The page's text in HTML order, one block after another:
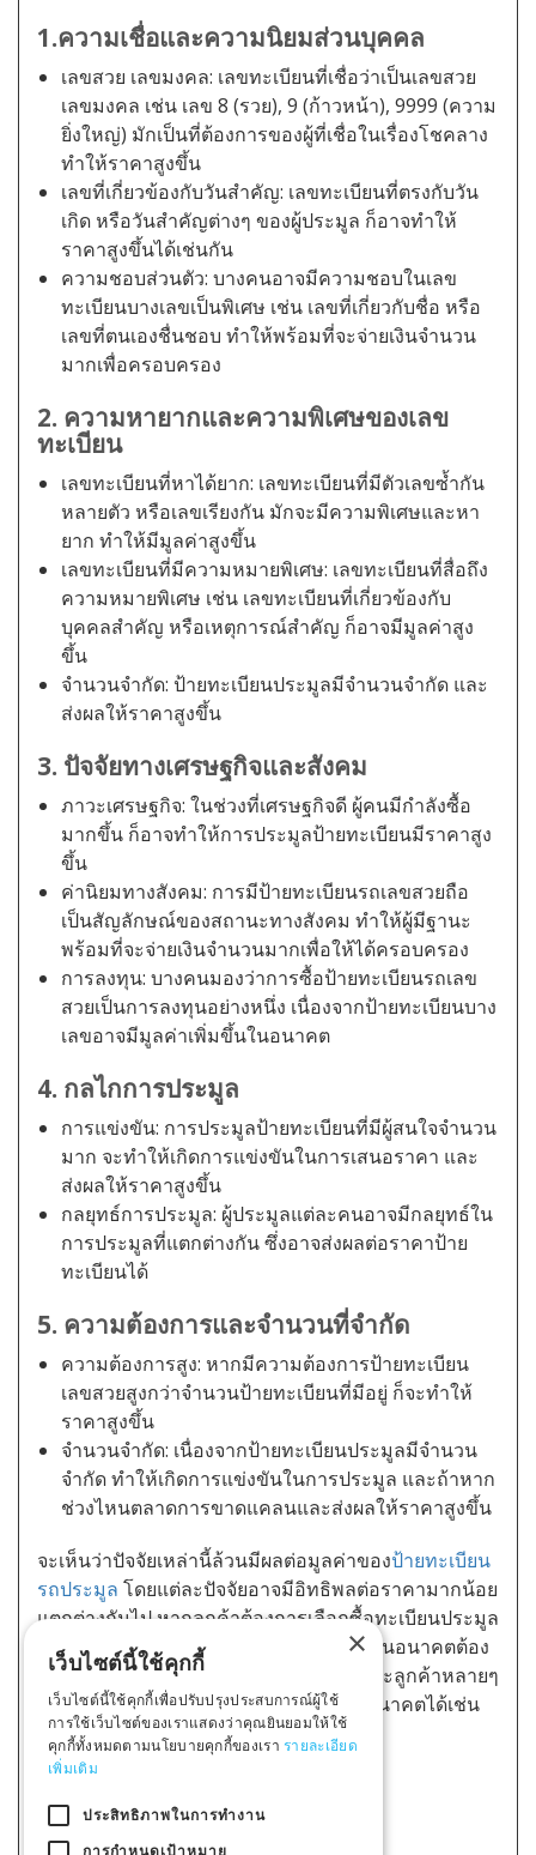
1.ความเชื่อและความนิยมส่วนบุคคล
เลขสวย เลขมงคล: เลขทะเบียนที่เชื่อว่าเป็นเลขสวย
เลขมงคล เช่น เลข 8 (รวย), 9 (ก้าวหน้า), 9999 (ความ
ยิ่งใหญ่) มักเป็นที่ต้องการของผู้ที่เชื่อในเรื่องโชคลาง
ทำให้ราคาสูงขึ้น
เลขที่เกี่ยวข้องกับวันสำคัญ: เลขทะเบียนที่ตรงกับวัน
เกิด หรือวันสำคัญต่างๆ ของผู้ประมูล ก็อาจทำให้
ราคาสูงขึ้นได้เช่นกัน
ความชอบส่วนตัว: บางคนอาจมีความชอบในเลข
ทะเบียนบางเลขเป็นพิเศษ เช่น เลขที่เกี่ยวกับชื่อ หรือ
เลขที่ตนเองชื่นชอบ ทำให้พร้อมที่จะจ่ายเงินจำนวน
มากเพื่อครอบครอง
2. ความหายากและความพิเศษของเลข
ทะเบียน
เลขทะเบียนที่หาได้ยาก: เลขทะเบียนที่มีตัวเลขซ้ำกัน
หลายตัว หรือเลขเรียงกัน มักจะมีความพิเศษและหา
ยาก ทำให้มีมูลค่าสูงขึ้น
เลขทะเบียนที่มีความหมายพิเศษ: เลขทะเบียนที่สื่อถึง
ความหมายพิเศษ เช่น เลขทะเบียนที่เกี่ยวข้องกับ
บุคคลสำคัญ หรือเหตุการณ์สำคัญ ก็อาจมีมูลค่าสูง
ขึ้น
จำนวนจำกัด: ป้ายทะเบียนประมูลมีจำนวนจำกัด และ
ส่งผลให้ราคาสูงขึ้น
3. ปัจจัยทางเศรษฐกิจและสังคม
ภาวะเศรษฐกิจ: ในช่วงที่เศรษฐกิจดี ผู้คนมีกำลังซื้อ
มากขึ้น ก็อาจทำให้การประมูลป้ายทะเบียนมีราคาสูง
ขึ้น
ค่านิยมทางสังคม: การมีป้ายทะเบียนรถเลขสวยถือ
เป็นสัญลักษณ์ของสถานะทางสังคม ทำให้ผู้มีฐานะ
พร้อมที่จะจ่ายเงินจำนวนมากเพื่อให้ได้ครอบครอง
การลงทุน: บางคนมองว่าการซื้อป้ายทะเบียนรถเลข
สวยเป็นการลงทุนอย่างหนึ่ง เนื่องจากป้ายทะเบียนบาง
เลขอาจมีมูลค่าเพิ่มขึ้นในอนาคต
4. กลไกการประมูล
การแข่งขัน: การประมูลป้ายทะเบียนที่มีผู้สนใจจำนวน
มาก จะทำให้เกิดการแข่งขันในการเสนอราคา และ
ส่งผลให้ราคาสูงขึ้น
กลยุทธ์การประมูล: ผู้ประมูลแต่ละคนอาจมีกลยุทธ์ใน
การประมูลที่แตกต่างกัน ซึ่งอาจส่งผลต่อราคาป้าย
ทะเบียนได้
5. ความต้องการและจำนวนที่จำกัด
ความต้องการสูง: หากมีความต้องการป้ายทะเบียน
เลขสวยสูงกว่าจำนวนป้ายทะเบียนที่มีอยู่ ก็จะทำให้
ราคาสูงขึ้น
จำนวนจำกัด: เนื่องจากป้ายทะเบียนประมูลมีจำนวน
จำกัด ทำให้เกิดการแข่งขันในการประมูล และถ้าหาก
ช่วงไหนตลาดการขาดแคลนและส่งผลให้ราคาสูงขึ้น
จะเห็นว่าปัจจัยเหล่านี้ล้วนมีผลต่อมูลค่าของป้ายทะเบียน
รถประมูล โดยแต่ละปัจจัยอาจมีอิทธิพลต่อราคามากน้อย
แตกต่างกันไป หากลูกค้าต้องการเลือกซื้อทะเบียนประมูล
ทะเบียนมงคลทะเบียนสวย เพื่อเกร็งกำไรในอนาคตต้อง
ศึกษาให้ดีว่า ทะเบียนไหนควรซื้อเก็บ เพราะลูกค้าหลายๆ
ท่านเล็งผิด คาดการผิดก็ทำให้ขาดทุนในอนาคตได้เช่น
กัน
กลับ
×
เว็บไซต์นี้ใช้คุกกี้
เว็บไซต์นี้ใช้คุกกี้เพื่อปรับปรุงประสบการณ์ผู้ใช้
การใช้เว็บไซต์ของเราแสดงว่าคุณยินยอมให้ใช้
คุกกี้ทั้งหมดตามนโยบายคุกกี้ของเรารายละเอียด
เพิ่มเติม
ประสิทธิภาพในการทำงาน
การกำหนดเป้าหมาย